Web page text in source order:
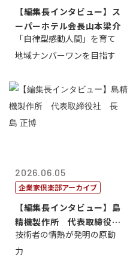
【編集長インタビュー】ス
ーパーホテル会長山本梁介
「自律型感動人間」を育て
地域ナンバーワンを目指す
2026.06.05
企業家倶楽部アーカイブ
【編集長インタビュー】島
精機製作所 代表取締役
社 長 島 正...
技術者の情熱が発明の原動
力